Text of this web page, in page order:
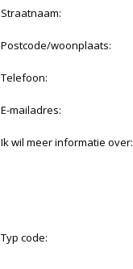
Straatnaam:
Postcode/woonplaats:
Telefoon:
E-mailadres:
Ik wil meer informatie over:
Typ code: